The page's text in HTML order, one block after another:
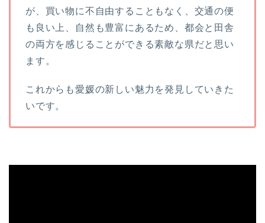
が、買い物に不自由することもなく、交通の便
も良い上、自然も豊富にあるため、都会と田舎
の両方を感じることができる素敵な県だと思い
ます。
これからも愛媛の新しい魅力を発見していきた
いです。